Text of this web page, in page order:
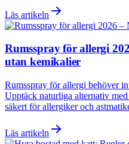
Läs artikeln
Rumsspray för allergi
utan kemikalier
Rumsspray för allergi behöver
Upptäck naturliga alternativ
säkert för allergiker och
Läs artikeln